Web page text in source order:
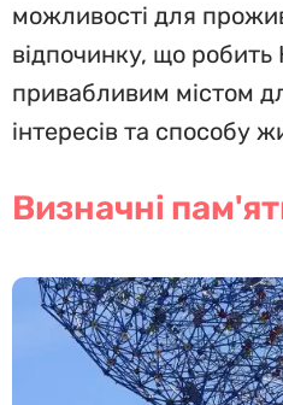
можливості для
відпочинку, що робить
привабливим містом
інтересів та способу
Визначні